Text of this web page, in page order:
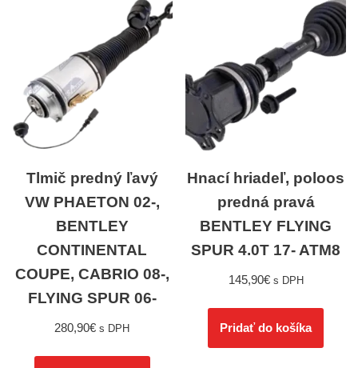
Tlmič predný ľavý
VW PHAETON 02-,
BENTLEY
CONTINENTAL
COUPE, CABRIO 08-,
FLYING SPUR 06-
280,90€ s DPH
Hnací hriadeľ, poloos
predná pravá
BENTLEY FLYING
SPUR 4.0T 17- ATM8
145,90€ s DPH
Pridať do košíka